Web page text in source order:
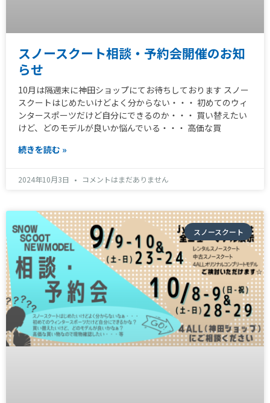
スノースクート相談・予約会開催のお知
らせ
10月は隔週末に神田ショップにてお待ちしております スノー
スクートはじめたいけどよく分からない・・・ 初めてのウィ
ンタースポーツだけど自分にできるのか・・・ 買い替えたい
けど、どのモデルが良いか悩んでいる・・・ 高価な買
続きを読む »
2024年10月3日 コメントはまだありません
スノースクート